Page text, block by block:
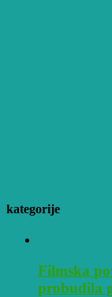
kategorije
Filmska
probudila